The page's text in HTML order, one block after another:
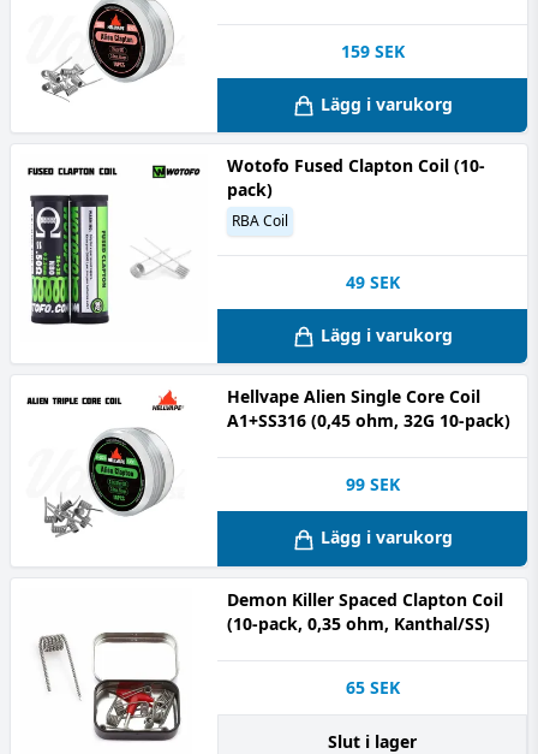
159 SEK
Lägg i varukorg
Wotofo Fused Clapton Coil (10-
pack)
RBA Coil
49 SEK
Lägg i varukorg
Hellvape Alien Single Core Coil
A1+SS316 (0,45 ohm, 32G 10-pack)
99 SEK
Lägg i varukorg
Demon Killer Spaced Clapton Coil
(10-pack, 0,35 ohm, Kanthal/SS)
65 SEK
Slut i lager